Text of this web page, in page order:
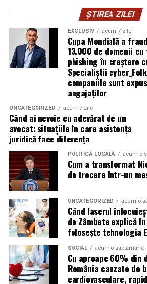
Ravenol VMP USVO 5W30 este
motoare diesel moderne.
Avantaje:
compatibilitate cu DPF;
protecție pentru turbocompresor;
reducerea depunerilor;
stabilitate la temperaturi ridicate;
protecție împotriva uzurii.
Aceste caracteristici îl recomandă
numeroase motoare diesel Euro 5 și
Este potrivit pentru motoarele pe
Da.
Motoarele moderne pe benzină
special cele echipate cu:
injecție directă;
participanților. Modelele ecologice
pentru a oferi un nivel ridicat de
tradiționale.
Aceste toalete sunt echipate cu
corespunzătoare pentru a preveni
și pot include facilități suplimentare,
solară sau podele antiderapante. De
facilități ecologice sunt echipate cu
curățare și întreținere, astfel încât
un nivel ridicat.
În plus, o toaletă ecologică este foarte
amplasat, ceea ce înseamnă că
plasate strategic în locații
participanți, fără a afecta fluxul
Încurajarea comportamentului
participanților
Un alt beneficiu important al închirierii
toaletă ecologică este că aceasta
participanților despre importanța
Când un eveniment promovează
ȘTIREA ZILEI
EXCLUSIV acum 7 zile
Cupa Mondială a
13.000 de domenii cu
phishing în creștere
Specialiștii
companiile sunt
angajaților
UNCATEGORIZED acum 7 zile
Când ai nevoie cu adevărat de un
avocat: situațiile în care asistența
juridică face diferența
POLITICĂ LOCALĂ acum o
Cum a transformat
de trecere într-un
UNCATEGORIZED acum o
Când laserul
de Zâmbete explică
folosește tehnologia
SOCIAL acum o săptămână
Cu aproape 60% din
România cauzate de
cardiovasculare,